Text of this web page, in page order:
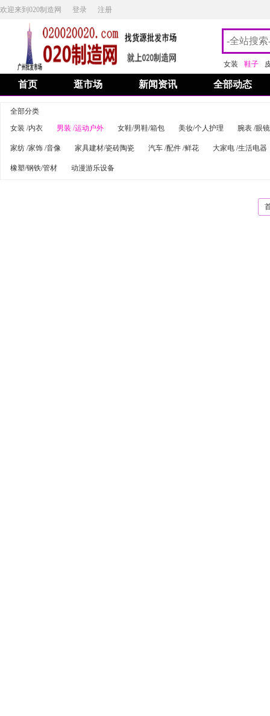
欢迎来到020制造网 登录 注册
女装 鞋子
首页 逛市场 新闻资讯 全部动态
全部分类
女装 /内衣
男装 /运动户外 女鞋/男鞋/箱包 美妆/个人护理 腕表 /眼
家纺 /家饰 /音像 家具建材/瓷砖陶瓷 汽车 /配件 /鲜花 大家电 /生活电器
橡塑/钢铁/管材 动漫游乐设备